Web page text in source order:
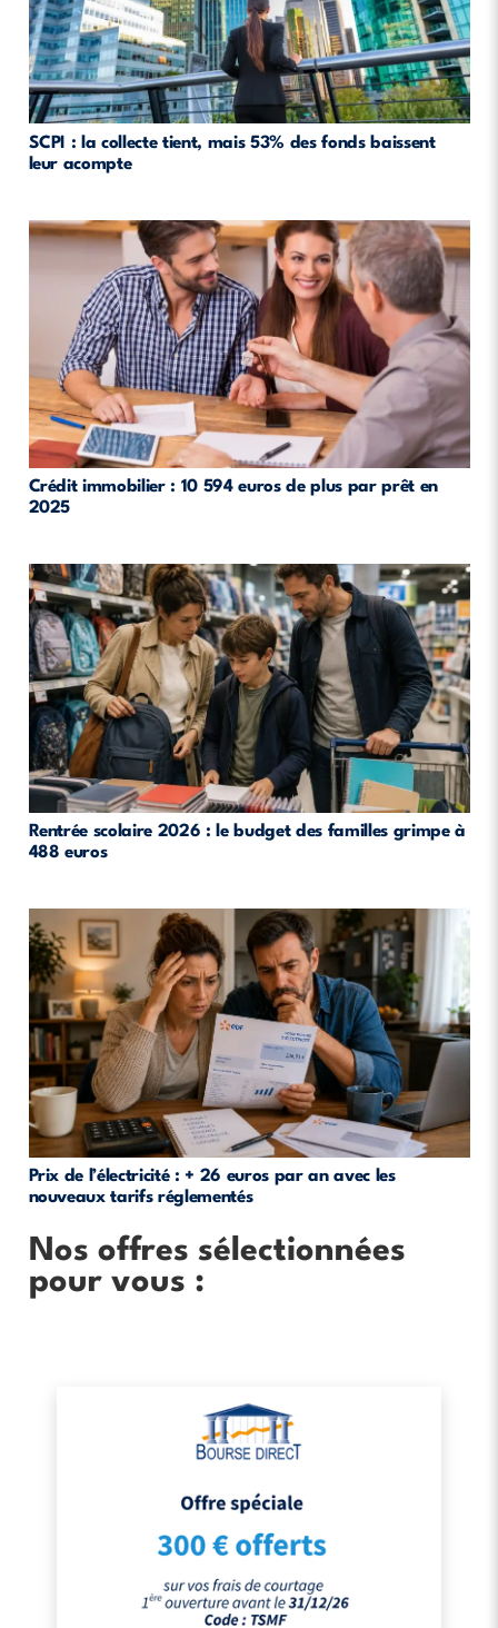
SCPI : la collecte tient, mais 53% des fonds baissent
leur acompte
Crédit immobilier : 10 594 euros de plus par prêt en
2025
Rentrée scolaire 2026 : le budget des familles grimpe à
488 euros
Prix de l’électricité : + 26 euros par an avec les
nouveaux tarifs réglementés
Nos offres sélectionnées
pour vous :